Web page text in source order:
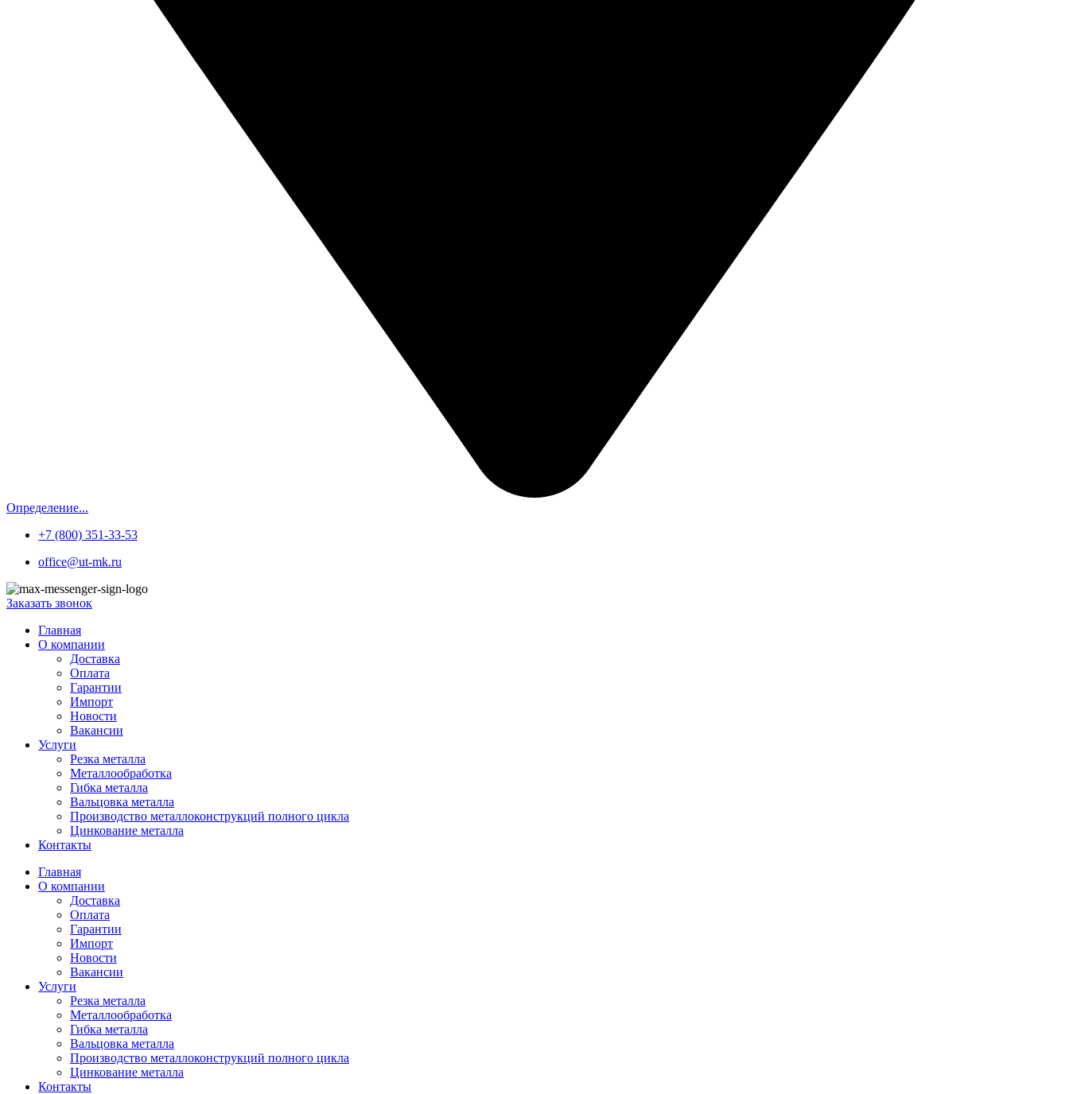
Определение...
+7 (800) 351-33-53
office@ut-mk.ru
Заказать звонок
Главная
О компании
Доставка
Оплата
Гарантии
Импорт
Новости
Вакансии
Услуги
Резка металла
Металлообработка
Гибка металла
Вальцовка металла
Производство металлоконструкций полного цикла
Цинкование металла
Контакты
Главная
О компании
Доставка
Оплата
Гарантии
Импорт
Новости
Вакансии
Услуги
Резка металла
Металлообработка
Гибка металла
Вальцовка металла
Производство металлоконструкций полного цикла
Цинкование металла
Контакты